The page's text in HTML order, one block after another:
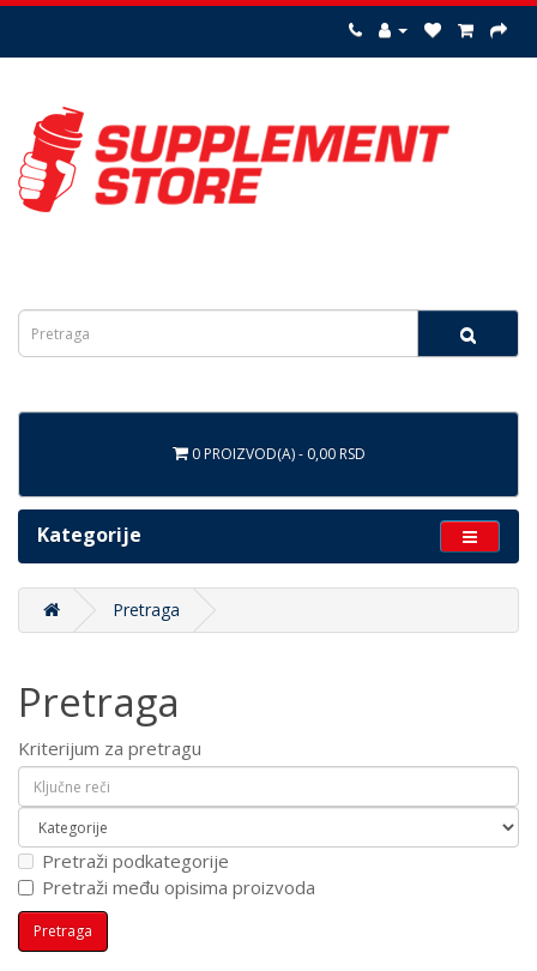
0 PROIZVOD(A) - 0,00 RSD
Kategorije
Pretraga
Pretraga
Kriterijum za pretragu
Pretraži podkategorije
Pretraži među opisima proizvoda